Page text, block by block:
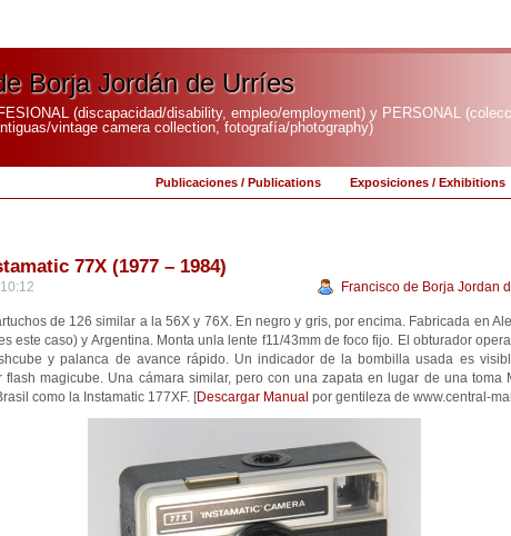
Borja Jordán de Urríes
(discapacidad/disability, empleo/employment) y PERSONAL
vintage camera collection, fotografía/photography)
Exposiciones / Exhibitions
Publicaciones / Publications
77X (1977 – 1984)
Francisco de Borja Jordan
de 126 similar a la 56X y 76X. En negro y gris, por encima. Fabricada en
este caso) y Argentina. Monta unla lente f11/43mm de foco fijo. El obturador
y palanca de avance rápido. Un indicador de la bombilla usada es
flash magicube. Una cámara similar, pero con una zapata en lugar de una toma
como la Instamatic 177XF. [Descargar Manual por gentileza de www.central-